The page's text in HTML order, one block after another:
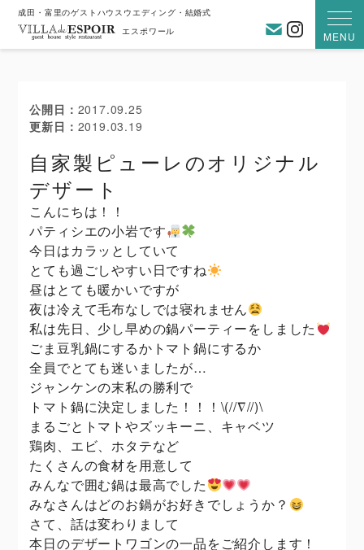
成田・富里のゲストハウスウエディング・結婚式
エスポワール
MENU
お問い合わ
公開日
2017.09.25
更新日
2019.03.19
自家製ピューレのオリジナル
デザート
こんにちは！！
パティシエの小岩です
今日はカラッとしていて
とても過ごしやすい日ですね
昼はとても暖かいですが
夜は冷えて毛布なしでは寝れません
私は先日、少し早めの鍋パーティーをしました
ごま豆乳鍋にするかトマト鍋にするか
全員でとても迷いましたが…
ジャンケンの末私の勝利で
トマト鍋に決定しました！！！\(//∇//)\
まるごとトマトやズッキーニ、キャベツ
鶏肉、エビ、ホタテなど
たくさんの食材を用意して
みんなで囲む鍋は最高でした
みなさんはどのお鍋がお好きでしょうか？
さて、話は変わりまして
本日のデザートワゴンの一品をご紹介します！